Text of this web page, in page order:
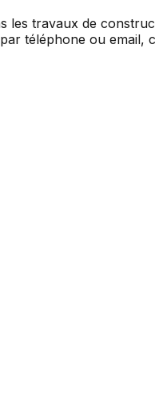
les travaux de
téléphone ou